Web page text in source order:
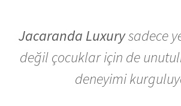
Jacaranda Luxurysadece
değil çocuklar için de
deneyimi